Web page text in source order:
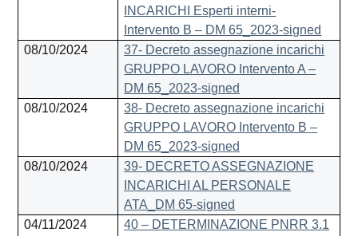
INCARICHI Esperti interni-
Intervento B – DM 65_2023-signed
08/10/2024
37- Decreto assegnazione incarichi
GRUPPO LAVORO Intervento A –
DM 65_2023-signed
08/10/2024
38- Decreto assegnazione incarichi
GRUPPO LAVORO Intervento B –
DM 65_2023-signed
08/10/2024
39- DECRETO ASSEGNAZIONE
INCARICHI AL PERSONALE
ATA_DM 65-signed
04/11/2024
40 – DETERMINAZIONE PNRR 3.1